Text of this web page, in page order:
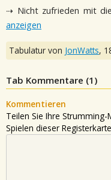
⇢ Nicht zufrieden mit
anzeigen
Tabulatur von JonWatts,
Tab Kommentare (1 )
Kommentieren
Teilen Sie Ihre
Spielen dieser